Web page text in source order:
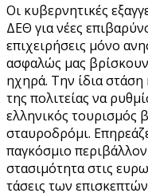
Οι κυβερνητικές
ΔΕΘ για νέες
επιχειρήσεις μόνο
ασφαλώς μας
ηχηρά. Την ίδια στάση
της πολιτείας να
ελληνικός τουρισμός
σταυροδρόμι.
παγκόσμιο
στασιμότητα στις
τάσεις των